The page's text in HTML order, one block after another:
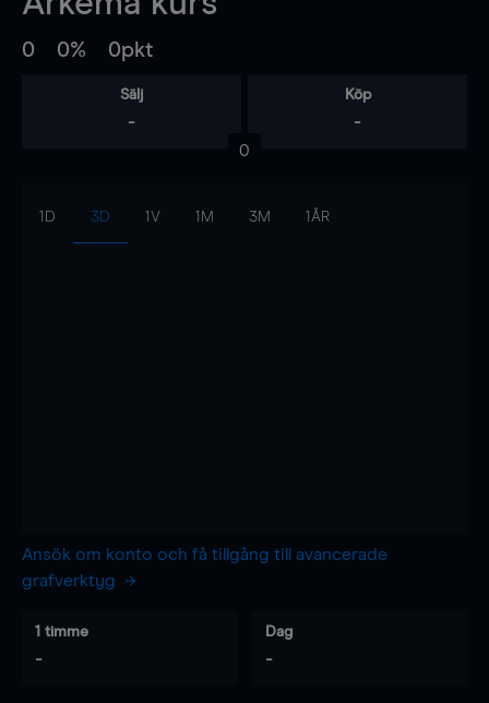
0 0% 0pkt
Sälj
-
Köp
-
0
1D 3D 1V 1M 3M 1ÅR
Ansök om konto och få tillgång till avancerade
grafverktyg
1 timme
-
Dag
-